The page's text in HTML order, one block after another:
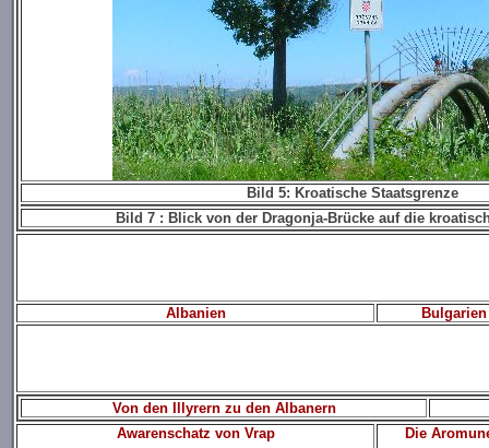
Bild 5: Kroatische Staatsgrenze
Bild 7 : Blick von der Dragonja-Brücke auf die
Albanien Bulgarien
Von den Illyrern zu den Albanern
Awarenschatz von Vrap
Die